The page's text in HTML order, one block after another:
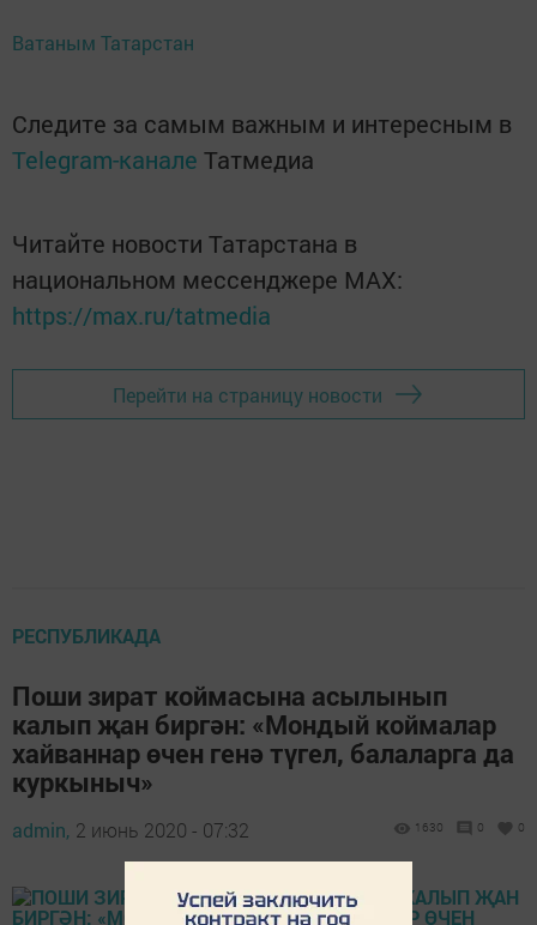
Ватаным Татарстан
Следите за самым важным и интересным в
Telegram-канале Татмедиа
Читайте новости Татарстана в
национальном мессенджере MАХ:
https://max.ru/tatmedia
Перейти на страницу новости
РЕСПУБЛИКАДА
Поши зират коймасына асылынып
калып җан биргән: «Мондый коймалар
хайваннар өчен генә түгел, балаларга да
куркыныч»
admin, 2 июнь 2020 - 07:32 1630 0 0